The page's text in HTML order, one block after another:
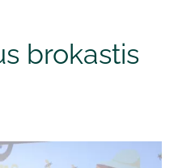
brokastis